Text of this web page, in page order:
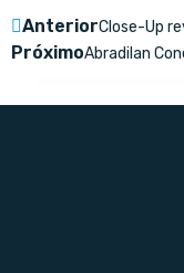
AnteriorClose-Up
PróximoAbradilan